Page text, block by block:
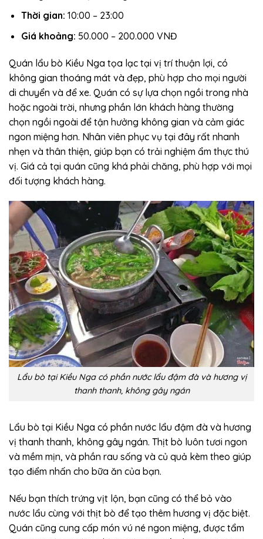
Thời gian: 10:00 – 23:00
Giá khoảng: 50.000 – 200.000 VNĐ
Quán lẩu bò Kiều Nga tọa lạc tại vị trí thuận lợi, có
không gian thoáng mát và đẹp, phù hợp cho mọi người
di chuyển và để xe. Quán có sự lựa chọn ngồi trong nhà
hoặc ngoài trời, nhưng phần lớn khách hàng thường
chọn ngồi ngoài để tận hưởng không gian và cảm giác
ngon miệng hơn. Nhân viên phục vụ tại đây rất nhanh
nhẹn và thân thiện, giúp bạn có trải nghiệm ẩm thực thú
vị. Giá cả tại quán cũng khá phải chăng, phù hợp với mọi
đối tượng khách hàng.
Lẩu bò tại Kiều Nga có phần nước lẩu đậm đà và hương vị
thanh thanh, không gây ngán
Lẩu bò tại Kiều Nga có phần nước lẩu đậm đà và hương
vị thanh thanh, không gây ngán. Thịt bò luôn tươi ngon
và mềm mịn, và phần rau sống và củ quả kèm theo giúp
tạo điểm nhấn cho bữa ăn của bạn.
Nếu bạn thích trứng vịt lộn, bạn cũng có thể bỏ vào
nước lẩu cùng với thịt bò để tạo thêm hương vị đặc biệt.
Quán cũng cung cấp món vú né ngon miệng, được tẩm